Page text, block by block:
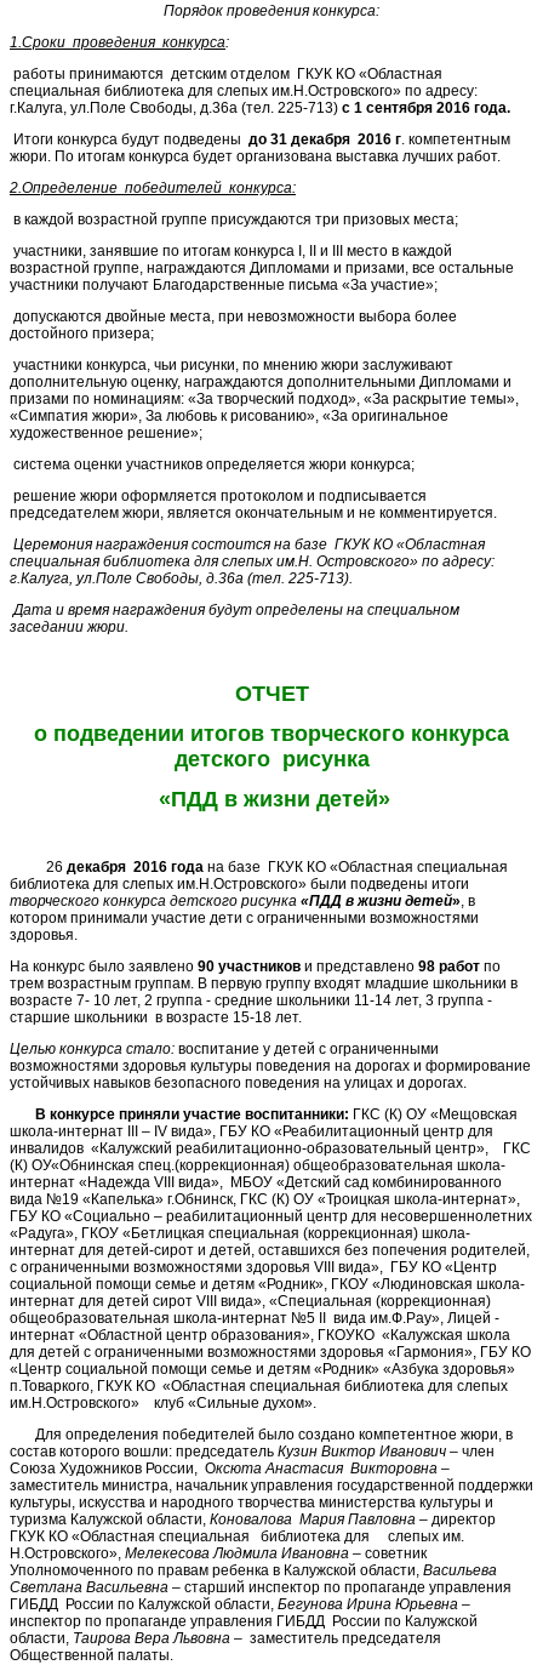
Порядок проведения конкурса:
1.Сроки проведения конкурса:
работы принимаются детским отделом ГКУК КО «Областная
специальная библиотека для слепых им.Н.Островского» по адресу:
г.Калуга, ул.Поле Свободы, д.36а (тел. 225-713) с 1 сентября 2016 года.
Итоги конкурса будут подведены до 31 декабря 2016 г. компетентным
жюри. По итогам конкурса будет организована выставка лучших работ.
2.Определение победителей конкурса:
в каждой возрастной группе присуждаются три призовых места;
участники, занявшие по итогам конкурса I, II и III место в каждой
возрастной группе, награждаются Дипломами и призами, все остальные
участники получают Благодарственные письма «За участие»;
допускаются двойные места, при невозможности выбора более
достойного призера;
участники конкурса, чьи рисунки, по мнению жюри заслуживают
дополнительную оценку, награждаются дополнительными Дипломами и
призами по номинациям: «За творческий подход», «За раскрытие темы»,
«Симпатия жюри», За любовь к рисованию», «За оригинальное
художественное решение»;
система оценки участников определяется жюри конкурса;
решение жюри оформляется протоколом и подписывается
председателем жюри, является окончательным и не комментируется.
Церемония награждения состоится на базе ГКУК КО «Областная
специальная библиотека для слепых им.Н. Островского» по адресу:
г.Калуга, ул.Поле Свободы, д.36а (тел. 225-713).
Дата и время награждения будут определены на специальном
заседании жюри.
ОТЧЕТ
о подведении итогов творческого конкурса
детского рисунка
«ПДД в жизни детей»
26 декабря 2016 года на базе ГКУК КО «Областная специальная
библиотека для слепых им.Н.Островского» были подведены итоги
творческого конкурса детского рисунка «ПДД в жизни детей», в
котором принимали участие дети с ограниченными возможностями
здоровья.
На конкурс было заявлено 90 участников и представлено 98 работ по
трем возрастным группам. В первую группу входят младшие школьники в
возрасте 7- 10 лет, 2 группа - средние школьники 11-14 лет, 3 группа -
старшие школьники в возрасте 15-18 лет.
Целью конкурса стало: воспитание у детей с ограниченными
возможностями здоровья культуры поведения на дорогах и формирование
устойчивых навыков безопасного поведения на улицах и дорогах.
В конкурсе приняли участие воспитанники: ГКС (К) ОУ «Мещовская
школа-интернат III – IV вида», ГБУ КО «Реабилитационный центр для
инвалидов «Калужский реабилитационно-образовательный центр», ГКС
(К) ОУ«Обнинская спец.(коррекционная) общеобразовательная школа-
интернат «Надежда VIII вида», МБОУ «Детский сад комбинированного
вида №19 «Капелька» г.Обнинск, ГКС (К) ОУ «Троицкая школа-интернат»,
ГБУ КО «Социально – реабилитационный центр для несовершеннолетних
«Радуга», ГКОУ «Бетлицкая специальная (коррекционная) школа-
интернат для детей-сирот и детей, оставшихся без попечения родителей,
с ограниченными возможностями здоровья VIII вида», ГБУ КО «Центр
социальной помощи семье и детям «Родник», ГКОУ «Людиновская школа-
интернат для детей сирот VIII вида», «Специальная (коррекционная)
общеобразовательная школа-интернат №5 II вида им.Ф.Рау», Лицей -
интернат «Областной центр образования», ГКОУКО «Калужская школа
для детей с ограниченными возможностями здоровья «Гармония», ГБУ КО
«Центр социальной помощи семье и детям «Родник» «Азбука здоровья»
п.Товаркого, ГКУК КО «Областная специальная библиотека для слепых
им.Н.Островского» клуб «Сильные духом».
Для определения победителей было создано компетентное жюри, в
состав которого вошли: председатель Кузин Виктор Иванович – член
Союза Художников России, Оксюта Анастасия Викторовна –
заместитель министра, начальник управления государственной поддержки
культуры, искусства и народного творчества министерства культуры и
туризма Калужской области, Коновалова Мария Павловна – директор
ГКУК КО «Областная специальная библиотека для слепых им.
Н.Островского», Мелекесова Людмила Ивановна – советник
Уполномоченного по правам ребенка в Калужской области, Васильева
Светлана Васильевна – старший инспектор по пропаганде управления
ГИБДД России по Калужской области, Бегунова Ирина Юрьевна –
инспектор по пропаганде управления ГИБДД России по Калужской
области, Таирова Вера Львовна – заместитель председателя
Общественной палаты.